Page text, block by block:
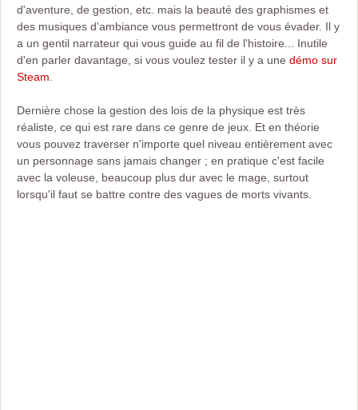
d'aventure, de gestion, etc. mais la beauté des graphismes et
des musiques d'ambiance vous permettront de vous évader. Il y
a un gentil narrateur qui vous guide au fil de l'histoire... Inutile
d'en parler davantage, si vous voulez tester il y a une démo sur
Steam
Dernière chose la gestion des lois de la physique est très
réaliste, ce qui est rare dans ce genre de jeux. Et en théorie
vous pouvez traverser n'importe quel niveau entièrement avec
un personnage sans jamais changer ; en pratique c'est facile
avec la voleuse, beaucoup plus dur avec le mage, surtout
lorsqu'il faut se battre contre des vagues de morts vivants.